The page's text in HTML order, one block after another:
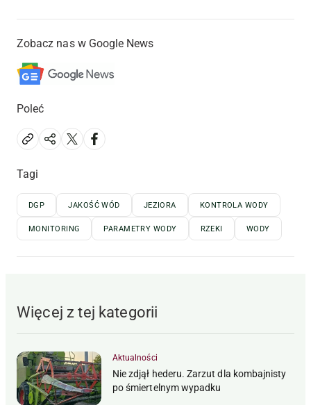
Zobacz nas w Google News
Poleć
Tagi
DGP JAKOŚĆ WÓD JEZIORA KONTROLA WODY
MONITORING PARAMETRY WODY RZEKI WODY
Więcej z tej kategorii
Aktualności
Nie zdjął hederu. Zarzut dla kombajnisty
po śmiertelnym wypadku